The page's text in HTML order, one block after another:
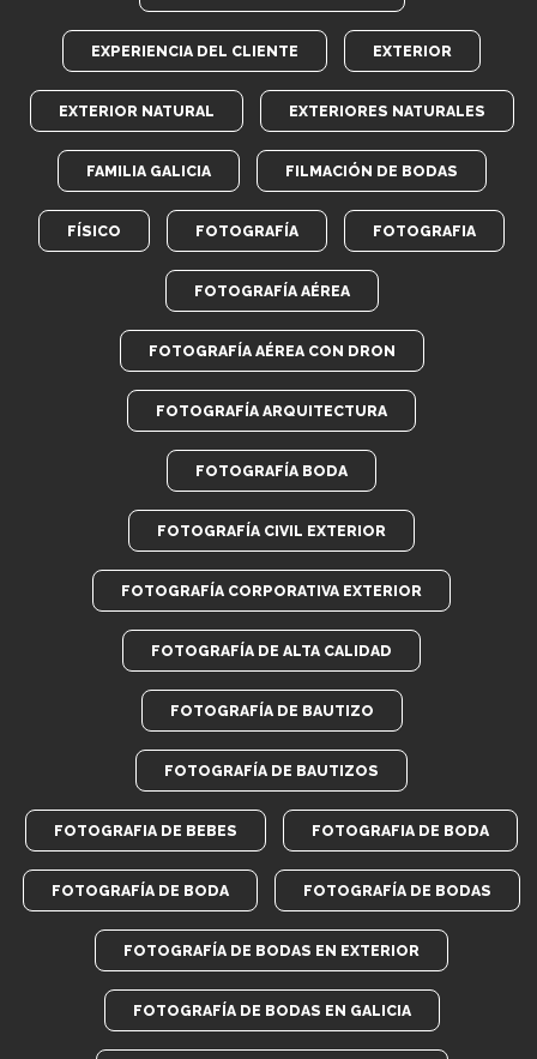
EXPERIENCIA DEL CLIENTE EXTERIOR
EXTERIOR NATURAL EXTERIORES NATURALES
FAMILIA GALICIA FILMACIÓN DE BODAS
FÍSICO FOTOGRAFÍA FOTOGRAFIA
FOTOGRAFÍA AÉREA
FOTOGRAFÍA AÉREA CON DRON
FOTOGRAFÍA ARQUITECTURA
FOTOGRAFÍA BODA
FOTOGRAFÍA CIVIL EXTERIOR
FOTOGRAFÍA CORPORATIVA EXTERIOR
FOTOGRAFÍA DE ALTA CALIDAD
FOTOGRAFÍA DE BAUTIZO
FOTOGRAFÍA DE BAUTIZOS
FOTOGRAFIA DE BEBES FOTOGRAFIA DE BODA
FOTOGRAFÍA DE BODA FOTOGRAFÍA DE BODAS
FOTOGRAFÍA DE BODAS EN EXTERIOR
FOTOGRAFÍA DE BODAS EN GALICIA